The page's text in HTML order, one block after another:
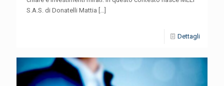
S.A.S. di Donatelli Mattia
Dettagli